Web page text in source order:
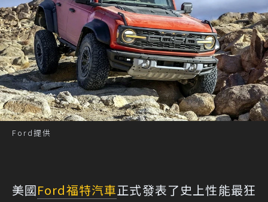
Ford提供
美國Ford福特汽車正式發表了史上性能最狂